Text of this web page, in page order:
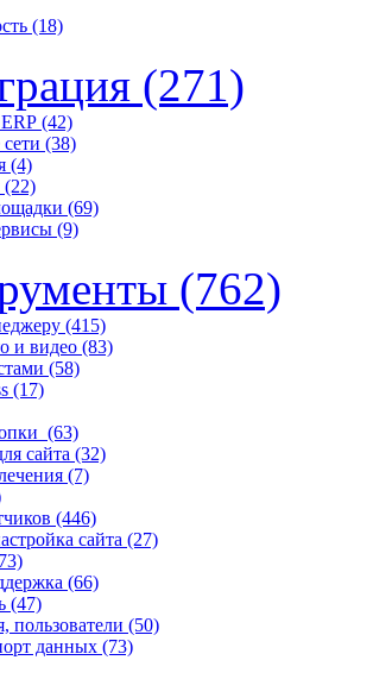
(18)
(271)
(42)
(38)
(4)
(22)
(69)
(9)
(762)
(415)
и видео (83)
(58)
(17)
(63)
сайта (32)
(7)
(446)
сайта (27)
(66)
(47)
пользователи (50)
данных (73)